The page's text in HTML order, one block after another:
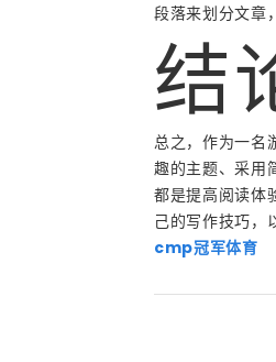
段落来划分文章
结
总之，作为一名
趣的主题、采用
都是提高阅读体
己的写作技巧，
cmp冠军体育